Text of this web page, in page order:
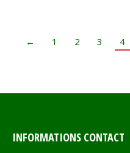
← 1 2 3 4
INFORMATIONS CONTACT